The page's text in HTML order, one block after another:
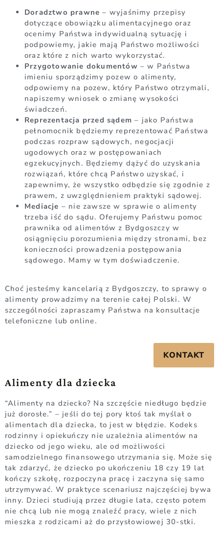
Doradztwo prawne – wyjaśnimy przepisy
dotyczące obowiązku alimentacyjnego oraz
ocenimy Państwa indywidualną sytuację i
podpowiemy, jakie mają Państwo możliwości
oraz które z nich warto wykorzystać.
Przygotowanie dokumentów – w Państwa
imieniu sporządzimy pozew o alimenty,
odpowiemy na pozew, który Państwo otrzymali,
napiszemy wniosek o zmianę wysokości
świadczeń.
Reprezentacja przed sądem – jako Państwa
pełnomocnik będziemy reprezentować Państwa
podczas rozpraw sądowych, negocjacji
ugodowych oraz w postępowaniach
egzekucyjnych. Będziemy dążyć do uzyskania
rozwiązań, które chcą Państwo uzyskać, i
zapewnimy, że wszystko odbędzie się zgodnie z
prawem, z uwzględnieniem praktyki sądowej.
Mediacje – nie zawsze w sprawie o alimenty
trzeba iść do sądu. Oferujemy Państwu pomoc
prawnika od alimentów z Bydgoszczy w
osiągnięciu porozumienia między stronami, bez
konieczności prowadzenia postępowania
sądowego. Mamy w tym doświadczenie.
Choć jesteśmy kancelarią z Bydgoszczy, to sprawy o
alimenty prowadzimy na terenie całej Polski. W
szczególności zapraszamy Państwa na konsultacje
telefoniczne lub online.
KONTAKT
Alimenty dla dziecka
“Alimenty na dziecko? Na szczęście niedługo będzie
już dorosłe.” – jeśli do tej pory ktoś tak myślał o
alimentach dla dziecka, to jest w błędzie. Kodeks
rodzinny i opiekuńczy nie uzależnia alimentów na
dziecko od jego wieku, ale od możliwości
samodzielnego finansowego utrzymania się. Może się
tak zdarzyć, że dziecko po ukończeniu 18 czy 19 lat
kończy szkołę, rozpoczyna pracę i zaczyna się samo
utrzymywać. W praktyce scenariusz najczęściej bywa
inny. Dzieci studiują przez długie lata, często potem
nie chcą lub nie mogą znaleźć pracy, wiele z nich
mieszka z rodzicami aż do przysłowiowej 30-stki.